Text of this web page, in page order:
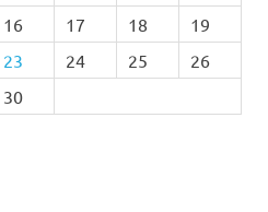
16 17 18
19
23 24 25
26
30